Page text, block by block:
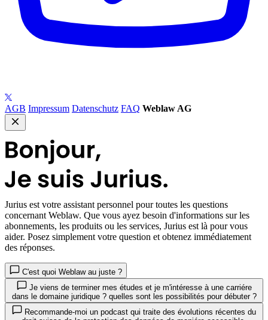
AGB Impressum Datenschutz FAQ Weblaw AG
Jurius est votre assistant personnel pour toutes les questions
concernant Weblaw. Que vous ayez besoin d'informations sur les
abonnements, les produits ou les services, Jurius est là pour vous
aider. Posez simplement votre question et obtenez immédiatement
des réponses.
C'est quoi Weblaw au juste ?
Je viens de terminer mes études et je m'intéresse à une carriére
dans le domaine juridique ? quelles sont les possibilités pour débuter ?